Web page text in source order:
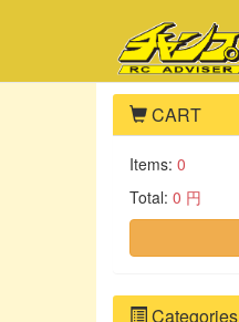
CART
Items: 0
Total: 0 円
Categories